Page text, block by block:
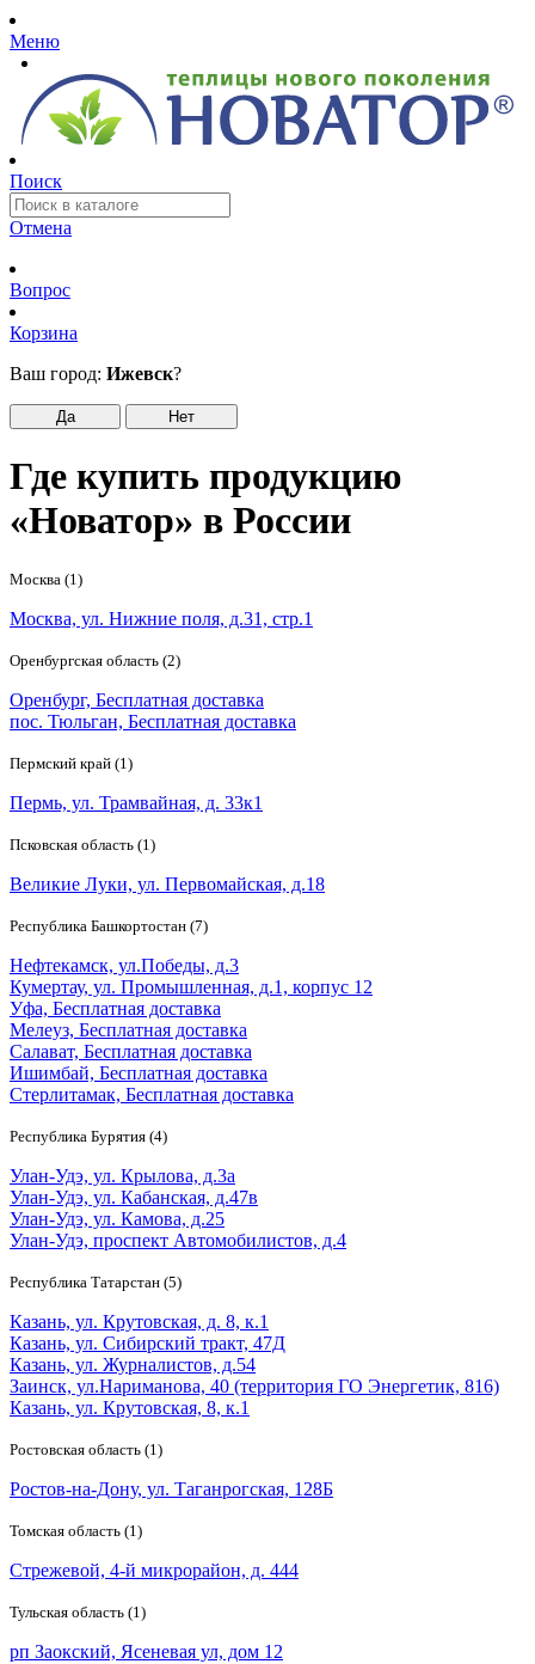
Меню
Поиск
Отмена
Вопрос
Корзина
Ваш город: Ижевск?
Да Нет
Где купить продукцию
«Новатор» в России
Москва (1)
Москва, ул. Нижние поля, д.31, стр.1
Оренбургская область (2)
Оренбург, Бесплатная доставка
пос. Тюльган, Бесплатная доставка
Пермский край (1)
Пермь, ул. Трамвайная, д. 33к1
Псковская область (1)
Великие Луки, ул. Первомайская, д.18
Республика Башкортостан (7)
Нефтекамск, ул.Победы, д.3
Кумертау, ул. Промышленная, д.1, корпус 12
Уфа, Бесплатная доставка
Мелеуз, Бесплатная доставка
Салават, Бесплатная доставка
Ишимбай, Бесплатная доставка
Стерлитамак, Бесплатная доставка
Республика Бурятия (4)
Улан-Удэ, ул. Крылова, д.3а
Улан-Удэ, ул. Кабанская, д.47в
Улан-Удэ, ул. Камова, д.25
Улан-Удэ, проспект Автомобилистов, д.4
Республика Татарстан (5)
Казань, ул. Крутовская, д. 8, к.1
Казань, ул. Сибирский тракт, 47Д
Казань, ул. Журналистов, д.54
Заинск, ул.Нариманова, 40 (территория ГО Энергетик, 816)
Казань, ул. Крутовская, 8, к.1
Ростовская область (1)
Ростов-на-Дону, ул. Таганрогская, 128Б
Томская область (1)
Стрежевой, 4-й микрорайон, д. 444
Тульская область (1)
рп Заокский, Ясеневая ул, дом 12